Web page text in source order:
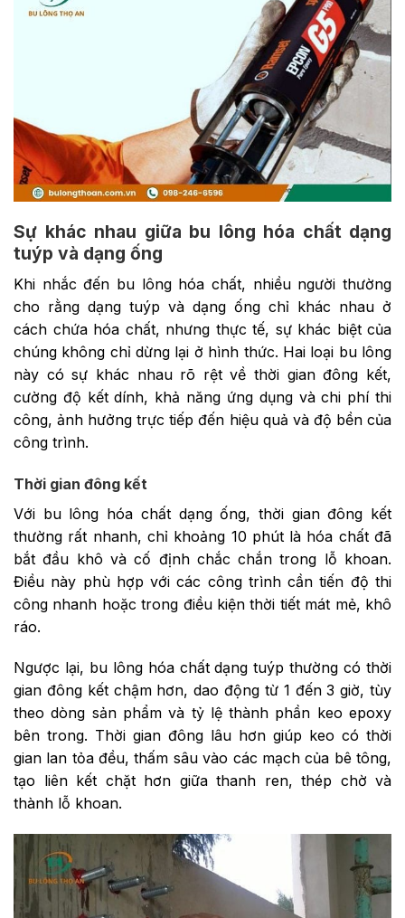
Sự khác nhau giữa bu lông hóa chất dạng
tuýp và dạng ống
Khi nhắc đến bu lông hóa chất, nhiều người thường
cho rằng dạng tuýp và dạng ống chỉ khác nhau ở
cách chứa hóa chất, nhưng thực tế, sự khác biệt của
chúng không chỉ dừng lại ở hình thức. Hai loại bu lông
này có sự khác nhau rõ rệt về thời gian đông kết,
cường độ kết dính, khả năng ứng dụng và chi phí thi
công, ảnh hưởng trực tiếp đến hiệu quả và độ bền của
công trình.
Thời gian đông kết
Với bu lông hóa chất dạng ống, thời gian đông kết
thường rất nhanh, chỉ khoảng 10 phút là hóa chất đã
bắt đầu khô và cố định chắc chắn trong lỗ khoan.
Điều này phù hợp với các công trình cần tiến độ thi
công nhanh hoặc trong điều kiện thời tiết mát mẻ, khô
ráo.
Ngược lại, bu lông hóa chất dạng tuýp thường có thời
gian đông kết chậm hơn, dao động từ 1 đến 3 giờ, tùy
theo dòng sản phẩm và tỷ lệ thành phần keo epoxy
bên trong. Thời gian đông lâu hơn giúp keo có thời
gian lan tỏa đều, thấm sâu vào các mạch của bê tông,
tạo liên kết chặt hơn giữa thanh ren, thép chờ và
thành lỗ khoan.